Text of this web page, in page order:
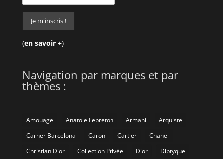
(en savoir +)
Navigation par marques et par
thèmes :
Amouage Anatole Lebreton Armani
Arquiste
Carner Barcelona
Caron Cartier
Chanel
Christian Dior
Collection Privée Dior
Diptyque